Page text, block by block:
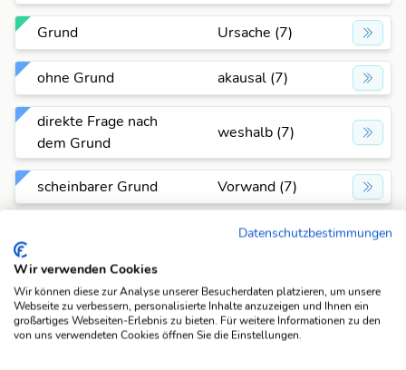
Grund Ursache (7)
ohne Grund akausal (7)
direkte Frage nach
dem Grund
weshalb (7)
scheinbarer Grund Vorwand (7)
Domaene (7)
auf Grund dessen deshalb (7)
Grund für ein
Datenschutzbestimmungen
Wir verwenden Cookies
Wir können diese zur Analyse unserer Besucherdaten platzieren, um unsere
Webseite zu verbessern, personalisierte Inhalte anzuzeigen und Ihnen ein
großartiges Webseiten-Erlebnis zu bieten. Für weitere Informationen zu den
von uns verwendeten Cookies öffnen Sie die Einstellungen.